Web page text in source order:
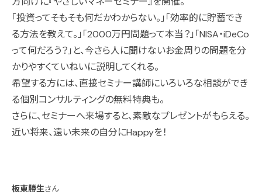
「投資ってそもそも何だかわからない。」「効率的に貯蓄でき
る方法を教えて。」「2000万円問題って本当？」「NISA・iDeCo
って何だろう？」と、今さら人に聞けないお金周りの問題を分
かりやすくていねいに説明してくれる。
希望する方には、直接セミナー講師にいろいろな相談ができ
る個別コンサルティングの無料特典も。
さらに、セミナーへ来場すると、素敵なプレゼントがもらえる。
近い将来、遠い未来の自分にHappyを！
板東勝生さん